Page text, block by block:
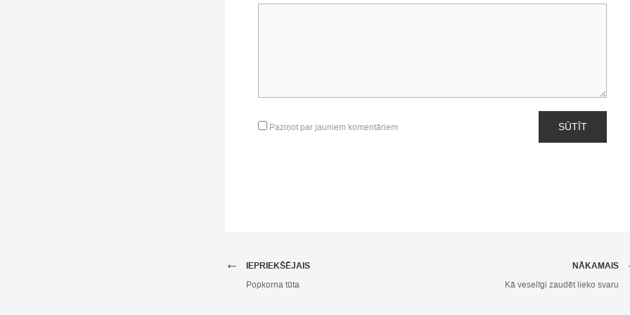
Paziņot par jauniem komentāriem SŪTĪT
IEPRIEKŠĒJAIS
←
Popkorna tūta
NĀKAMAIS
Kā veselīgi zaudēt lieko svaru